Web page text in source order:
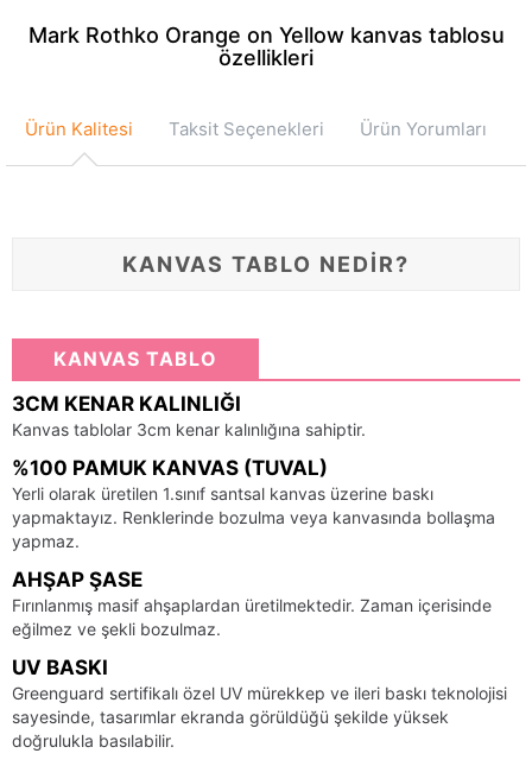
Mark Rothko Orange on Yellow kanvas tablosu
özellikleri
Ürün Kalitesi Taksit Seçenekleri Ürün Yorumları
KANVAS TABLO NEDİR?
KANVAS TABLO
3CM KENAR KALINLIĞI
Kanvas tablolar 3cm kenar kalınlığına sahiptir.
%100 PAMUK KANVAS (TUVAL)
Yerli olarak üretilen 1.sınıf santsal kanvas üzerine baskı
yapmaktayız. Renklerinde bozulma veya kanvasında bollaşma
yapmaz.
AHŞAP ŞASE
Fırınlanmış masif ahşaplardan üretilmektedir. Zaman içerisinde
eğilmez ve şekli bozulmaz.
UV BASKI
Greenguard sertifikalı özel UV mürekkep ve ileri baskı teknolojisi
sayesinde, tasarımlar ekranda görüldüğü şekilde yüksek
doğrulukla basılabilir.